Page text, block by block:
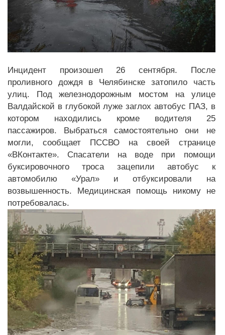
Инцидент произошел 26 сентября. После
проливного дождя в Челябинске затопило часть
улиц. Под железнодорожным мостом на улице
Валдайской в глубокой луже заглох автобус ПАЗ, в
котором находились кроме водителя 25
пассажиров. Выбраться самостоятельно они не
могли, сообщает ПССВО на своей странице
«ВКонтакте». Спасатели на воде при помощи
буксировочного троса зацепили автобус к
автомобилю «Урал» и отбуксировали на
возвышенность. Медицинская помощь никому не
потребовалась.